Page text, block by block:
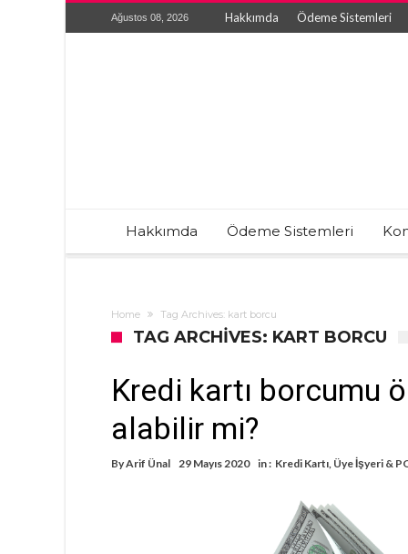
Ağustos 08, 2026 Hakkımda Ödeme Sistemleri
Hakkımda Ödeme Sistemleri
Home Tag Archives: kart borcu
TAG ARCHIVES: KART BORCU
Kredi kartı borcumu
alabilir mi?
ByArif Ünal 29 Mayıs 2020 in : Kredi Kartı, Üye İşyeri &